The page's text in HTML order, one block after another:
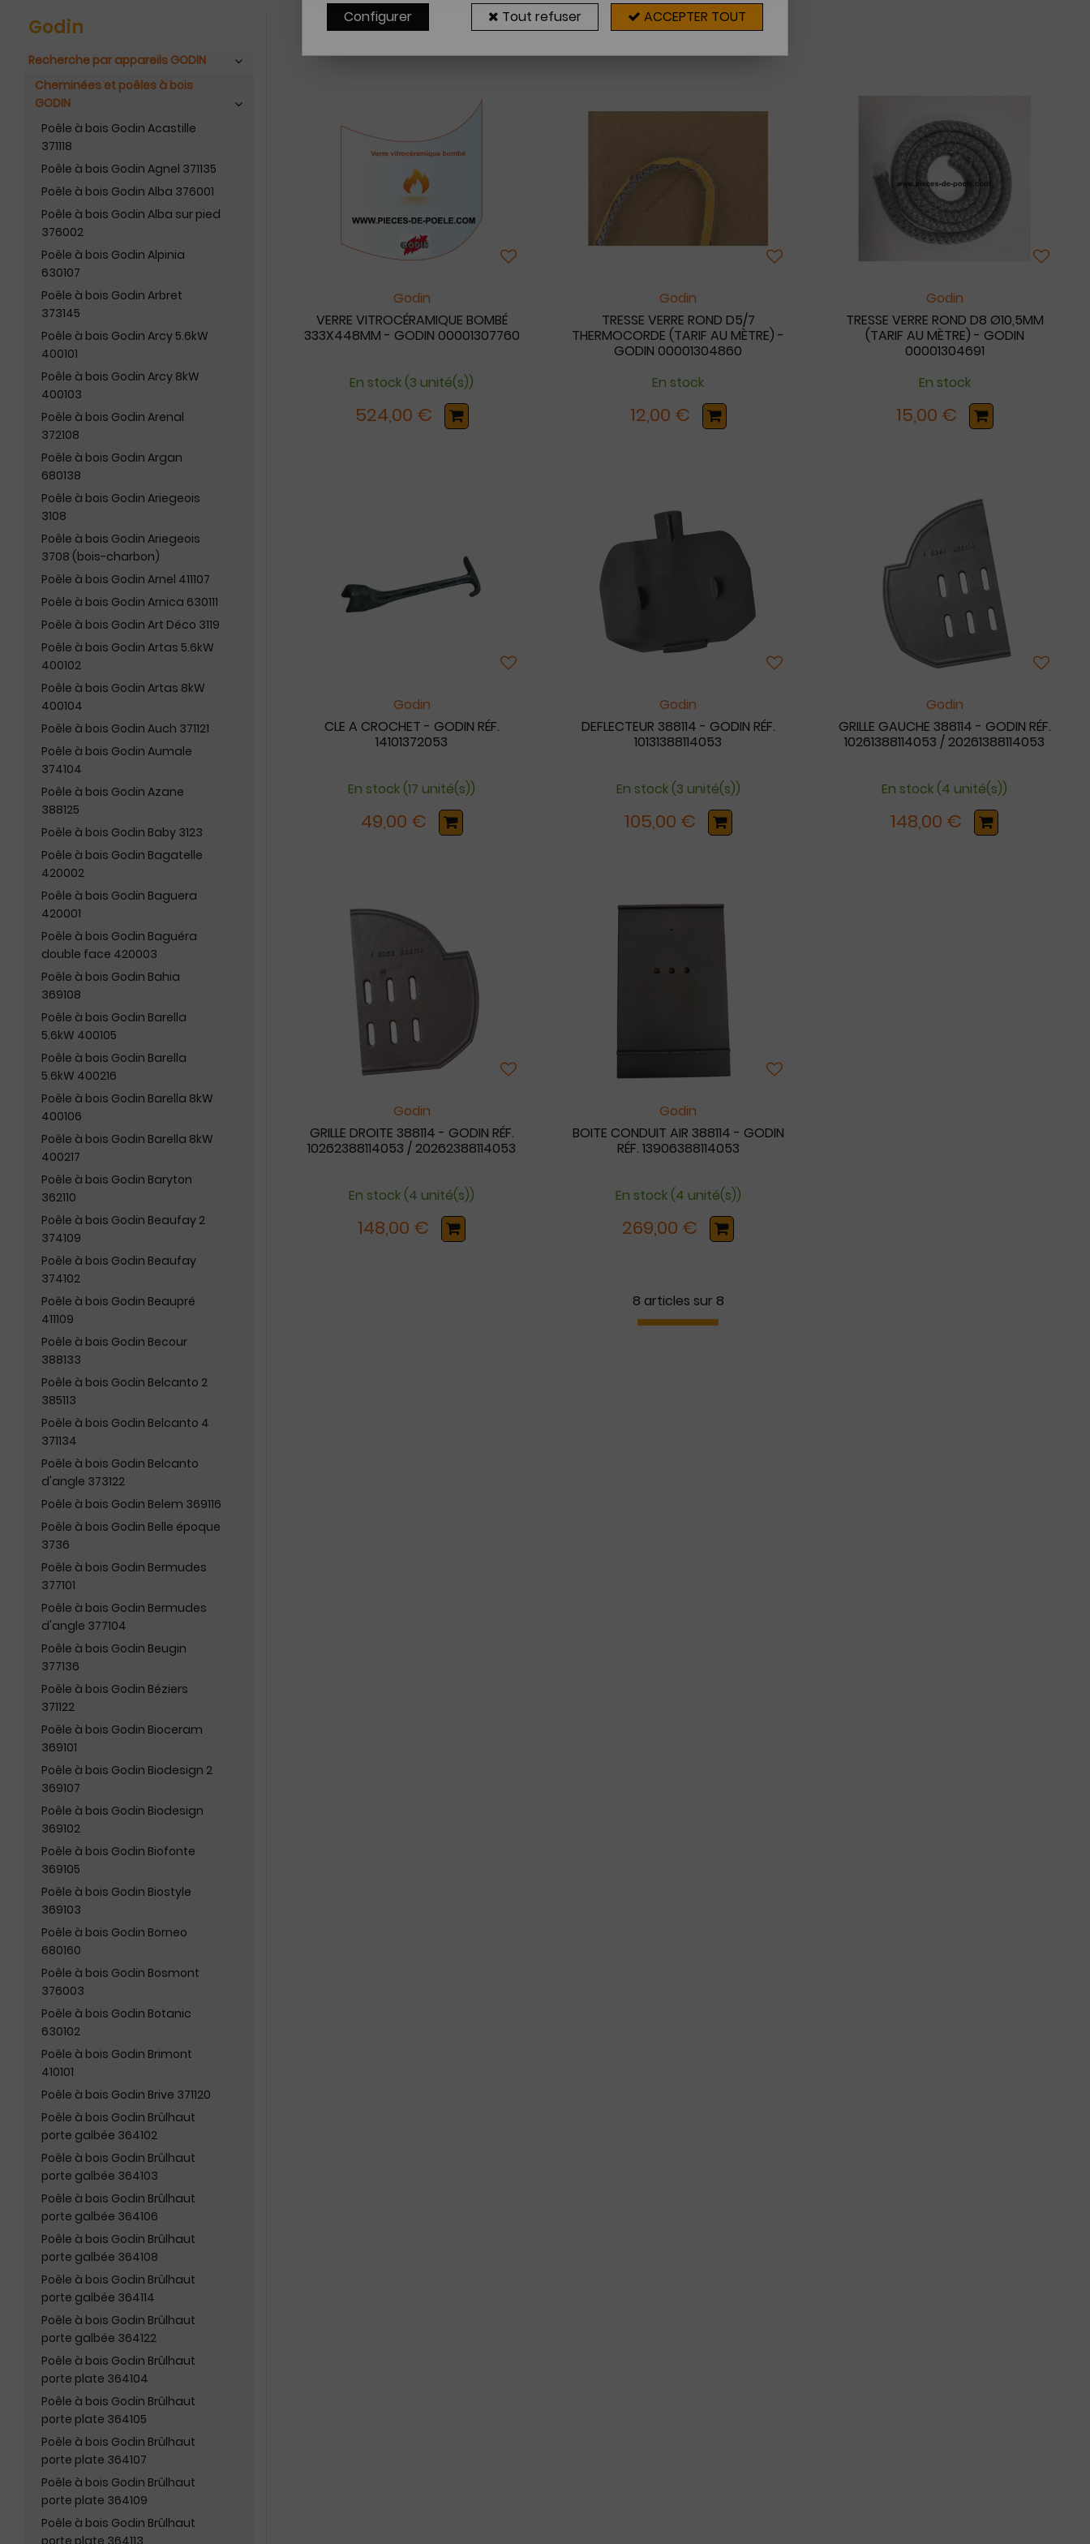
Godin
Recherche par appareils GODIN
Cheminées et poêles à bois
GODIN
Poêle à bois Godin Acastille
371118
Poêle à bois Godin Agnel 371135
Poêle à bois Godin Alba 376001
Poêle à bois Godin Alba sur pied
376002
Poêle à bois Godin Alpinia
630107
Poêle à bois Godin Arbret
373145
Poêle à bois Godin Arcy 5.6kW
400101
Poêle à bois Godin Arcy 8kW
400103
Poêle à bois Godin Arenal
372108
Poêle à bois Godin Argan
680138
Poêle à bois Godin Ariegeois
3108
Poêle à bois Godin Ariegeois
3708 (bois-charbon)
Poêle à bois Godin Arnel 411107
Poêle à bois Godin Arnica 630111
Poêle à bois Godin Art Déco 3119
Poêle à bois Godin Artas 5.6kW
400102
Poêle à bois Godin Artas 8kW
400104
Poêle à bois Godin Auch 371121
Poêle à bois Godin Aumale
374104
Poêle à bois Godin Azane
388125
Poêle à bois Godin Baby 3123
Poêle à bois Godin Bagatelle
420002
Poêle à bois Godin Baguera
420001
Poêle à bois Godin Baguéra
double face 420003
Poêle à bois Godin Bahia
369108
Poêle à bois Godin Barella
5.6kW 400105
Poêle à bois Godin Barella
5.6kW 400216
Poêle à bois Godin Barella 8kW
400106
Poêle à bois Godin Barella 8kW
400217
Poêle à bois Godin Baryton
362110
Poêle à bois Godin Beaufay 2
374109
Poêle à bois Godin Beaufay
374102
Poêle à bois Godin Beaupré
411109
Poêle à bois Godin Becour
388133
Poêle à bois Godin Belcanto 2
385113
Poêle à bois Godin Belcanto 4
371134
Poêle à bois Godin Belcanto
d'angle 373122
Poêle à bois Godin Belem 369116
Poêle à bois Godin Belle époque
3736
Poêle à bois Godin Bermudes
377101
Poêle à bois Godin Bermudes
d'angle 377104
Poêle à bois Godin Beugin
377136
Poêle à bois Godin Béziers
371122
Poêle à bois Godin Bioceram
369101
Poêle à bois Godin Biodesign 2
369107
Poêle à bois Godin Biodesign
369102
Poêle à bois Godin Biofonte
369105
Poêle à bois Godin Biostyle
369103
Poêle à bois Godin Borneo
680160
Poêle à bois Godin Bosmont
376003
Poêle à bois Godin Botanic
630102
Poêle à bois Godin Brimont
410101
Poêle à bois Godin Brive 371120
Poêle à bois Godin Brûlhaut
porte galbée 364102
Poêle à bois Godin Brûlhaut
porte galbée 364103
Poêle à bois Godin Brûlhaut
porte galbée 364106
Poêle à bois Godin Brûlhaut
porte galbée 364108
Poêle à bois Godin Brûlhaut
porte galbée 364114
Poêle à bois Godin Brûlhaut
porte galbée 364122
Poêle à bois Godin Brûlhaut
porte plate 364104
Poêle à bois Godin Brûlhaut
porte plate 364105
Poêle à bois Godin Brûlhaut
porte plate 364107
Poêle à bois Godin Brûlhaut
porte plate 364109
Poêle à bois Godin Brûlhaut
porte plate 364113
8 articles sur8
Godin
VERRE VITROCÉRAMIQUE BOMBÉ
333X448MM - GODIN 00001307760
En stock (3 unité(s))
524,00 €
Godin
TRESSE VERRE ROND D5/7
THERMOCORDE (TARIF AU MÈTRE) -
GODIN 00001304860
En stock
12,00 €
Godin
TRESSE VERRE ROND D8 Ø10,5MM
(TARIF AU MÈTRE) - GODIN
00001304691
En stock
15,00 €
Godin
CLE A CROCHET - GODIN RÉF.
14101372053
En stock (17 unité(s))
49,00 €
Godin
DEFLECTEUR 388114 - GODIN RÉF.
10131388114053
En stock (3 unité(s))
105,00 €
Godin
GRILLE GAUCHE 388114 - GODIN RÉF.
10261388114053 / 20261388114053
En stock (4 unité(s))
148,00 €
Godin
GRILLE DROITE 388114 - GODIN RÉF.
10262388114053 / 20262388114053
En stock (4 unité(s))
148,00 €
Godin
BOITE CONDUIT AIR 388114 - GODIN
RÉF. 13906388114053
En stock (4 unité(s))
269,00 €
8 articles sur 8
Configurer Tout refuser ACCEPTER TOUT